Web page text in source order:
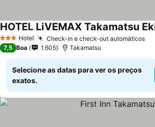
3 EstrelasHotel Check-in e check-out automáticos
HOTEL LiVEMAX Takamatsu
7,5 Boa 1.605 Takamatsu
Selecione as datas para ver os preços
exatos.